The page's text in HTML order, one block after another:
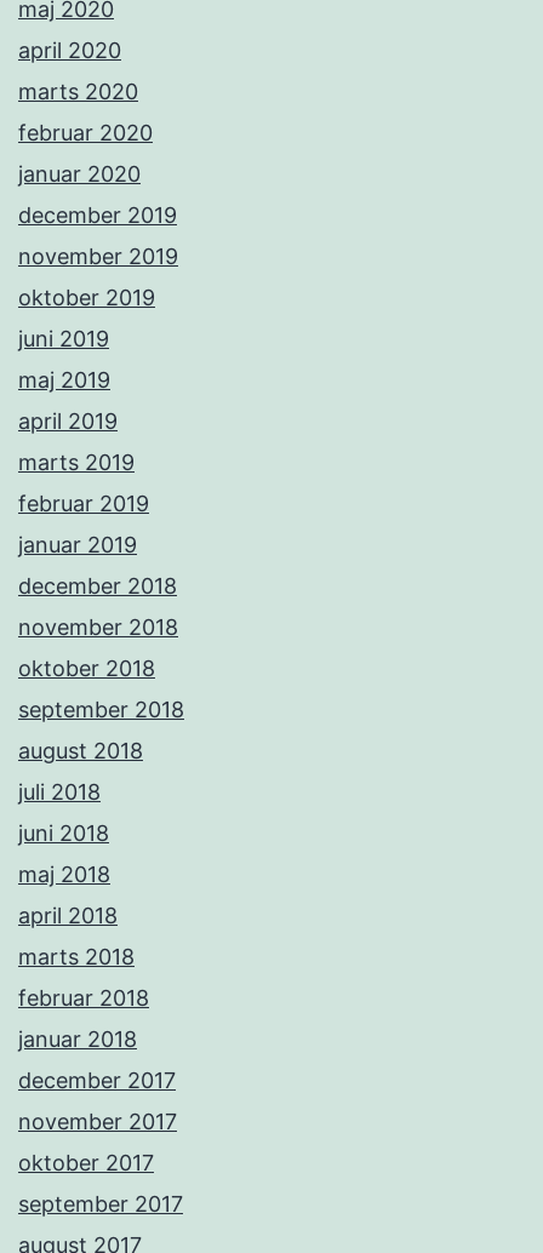
maj 2020
april 2020
marts 2020
februar 2020
januar 2020
december 2019
november 2019
oktober 2019
juni 2019
maj 2019
april 2019
marts 2019
februar 2019
januar 2019
december 2018
november 2018
oktober 2018
september 2018
august 2018
juli 2018
juni 2018
maj 2018
april 2018
marts 2018
februar 2018
januar 2018
december 2017
november 2017
oktober 2017
september 2017
august 2017